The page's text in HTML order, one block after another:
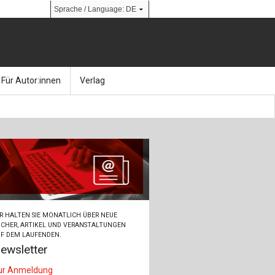
Social Media
Library
Für Autor:innen
Kalender
Zeitschriften
Verlag
Ansprechpartner:innen
So finden Sie uns
bauingenieur24 – Berufsportal
Ingenieurbaupreis
HALTEN SIE MONATLICH ÜBER NEUE
ARTIKEL UND VERANSTALTUNGEN
DEM LAUFENDEN.
Anmeldung